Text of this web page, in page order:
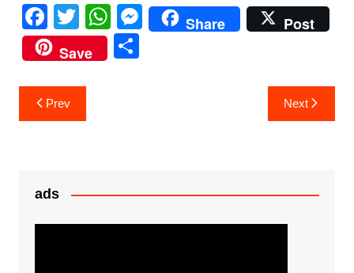
F
a
c
e
b
k
T
w
itt
er
W
h
at
M
e
er
Share
Post
Save
S
Post
navigation
Prev Next
ads